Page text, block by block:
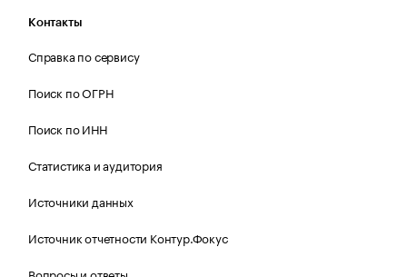
Контакты
Справка по сервису
Поиск по ОГРН
Поиск по ИНН
Статистика и аудитория
Источники данных
Источник отчетности Контур.Фокус